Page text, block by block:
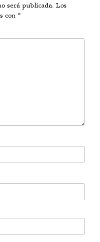
será publicada. Los
con *